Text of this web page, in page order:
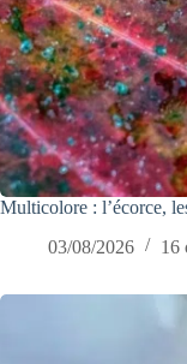
Multicolore : l’écorce,
03/08/2026
16